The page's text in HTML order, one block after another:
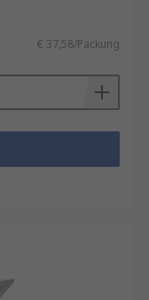
€ 37,58/Packung